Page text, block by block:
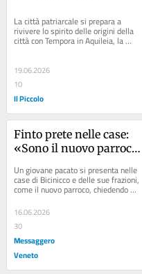
sito Unesco tra celti e
romani
La città patriarcale si prepara a
rivivere lo spirito delle origini della
città con Tempora in Aquileia, la
grande rievocazione storica
19.06.2026
10
Il Piccolo
Finto prete nelle case:
«Sono il nuovo parroco,
chiesa»
Un giovane pacato si presenta nelle
case di Bicinicco e delle sue frazioni,
come il nuovo parroco, chiedendo
donazioni in denaro, sapendo che la...
16.06.2026
30
Messaggero
Veneto